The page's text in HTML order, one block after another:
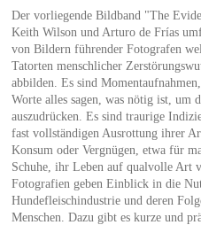
Der vorliegende Bildband "The
Keith Wilson und Arturo de Frías
von Bildern führender Fotografen
Tatorten menschlicher
abbilden. Es sind
Worte alles sagen, was nötig ist, um
auszudrücken. Es sind traurige
fast vollständigen Ausrottung ihrer
Konsum oder Vergnügen, etwa für
Schuhe, ihr Leben auf qualvolle Art
Fotografien geben Einblick in die
Hundefleischindustrie und deren
Menschen. Dazu gibt es kurze und